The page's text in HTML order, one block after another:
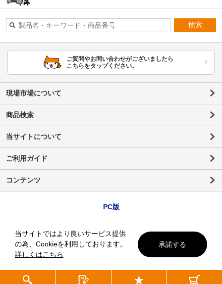
検索
ご質問やお問い合わせがございましたら
こちらをタップください。
現場市場について
商品検索
当サイトについて
ご利用ガイド
コンテンツ
PC版
当サイトではより良いサービス提供
の為、Cookieを利用しております。
詳しくはこちら
承諾する